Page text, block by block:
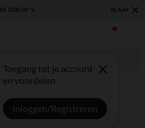
SCHOOL: ONTDEK ONZE ESSENTIALS ✏️🎒 ×
Toegang tot je account
en voordelen
Inloggen/Registreren